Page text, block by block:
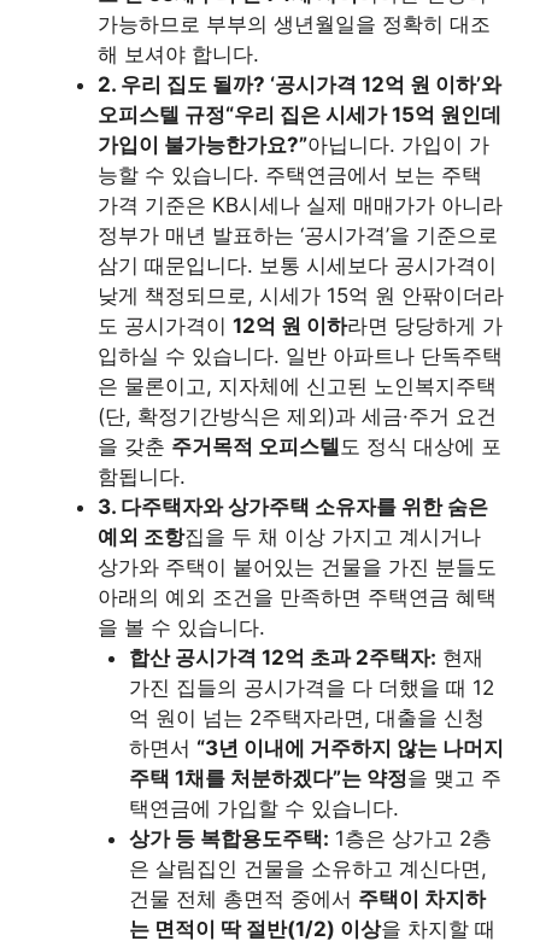
가능하므로 부부의 생년월일을 정확히 대조
해 보셔야 합니다.
2. 우리 집도 될까? ‘공시가격 12억 원 이하’와
오피스텔 규정“우리 집은 시세가 15억 원인데
가입이 불가능한가요?”아닙니다. 가입이 가
능할 수 있습니다. 주택연금에서 보는 주택
가격 기준은 KB시세나 실제 매매가가 아니라
정부가 매년 발표하는 ‘공시가격’을 기준으로
삼기 때문입니다. 보통 시세보다 공시가격이
낮게 책정되므로, 시세가 15억 원 안팎이더라
도 공시가격이 12억 원 이하라면 당당하게 가
입하실 수 있습니다. 일반 아파트나 단독주택
은 물론이고, 지자체에 신고된 노인복지주택
(단, 확정기간방식은 제외)과 세금·주거 요건
을 갖춘 주거목적 오피스텔 도 정식 대상에 포
함됩니다.
3. 다주택자와 상가주택 소유자를 위한 숨은
예외 조항집을 두 채 이상 가지고 계시거나
상가와 주택이 붙어있는 건물을 가진 분들도
아래의 예외 조건을 만족하면 주택연금 혜택
을 볼 수 있습니다.
합산 공시가격 12억 초과 2주택자: 현재
가진 집들의 공시가격을 다 더했을 때 12
억 원이 넘는 2주택자라면, 대출을 신청
하면서 “3년 이내에 거주하지 않는 나머지
주택 1채를 처분하겠다”는 약정을 맺고 주
택연금에 가입할 수 있습니다.
상가 등 복합용도주택: 1층은 상가고 2층
은 살림집인 건물을 소유하고 계신다면,
건물 전체 총면적 중에서 주택이 차지하
는 면적이 딱 절반(1/2) 이상을 차지할 때